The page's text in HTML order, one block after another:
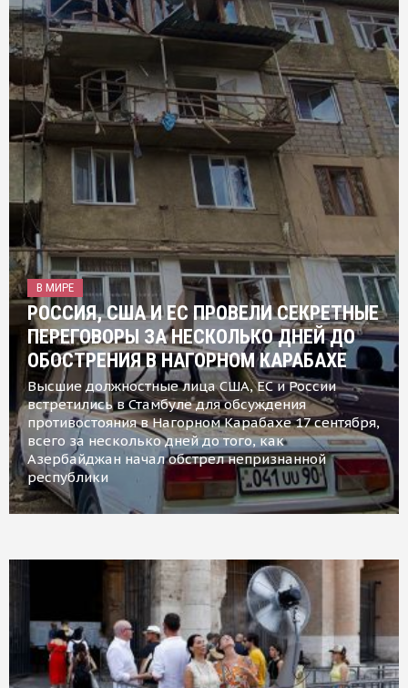
В МИРЕ
РОССИЯ, США И ЕС ПРОВЕЛИ СЕКРЕТНЫЕ
ПЕРЕГОВОРЫ ЗА НЕСКОЛЬКО ДНЕЙ ДО
ОБОСТРЕНИЯ В НАГОРНОМ КАРАБАХЕ
Высшие должностные лица США, ЕС и России
встретились в Стамбуле для обсуждения
противостояния в Нагорном Карабахе 17 сентября,
всего за несколько дней до того, как
Азербайджан начал обстрел непризнанной
республики